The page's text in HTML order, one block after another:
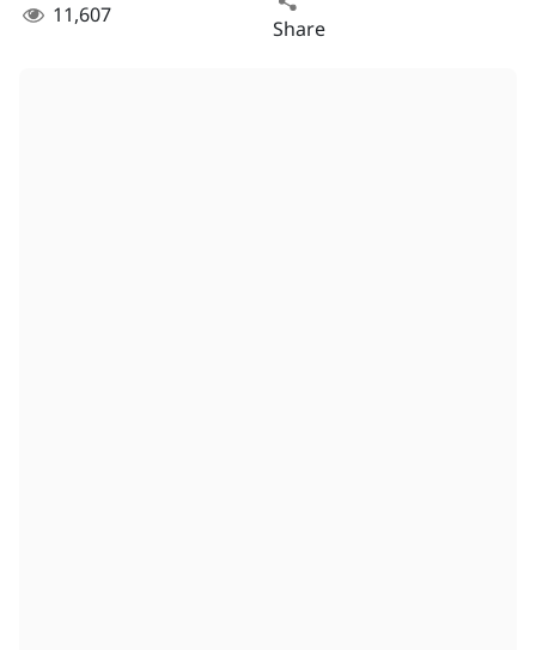
11,607 Share